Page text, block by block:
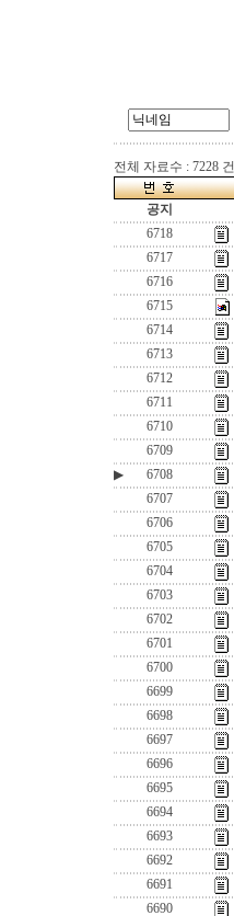
전체 자료수 : 7228 건
공지
6718
6717
6716
6715
6714
6713
6712
6711
6710
6709
▶
6708
6707
6706
6705
6704
6703
6702
6701
6700
6699
6698
6697
6696
6695
6694
6693
6692
6691
6690